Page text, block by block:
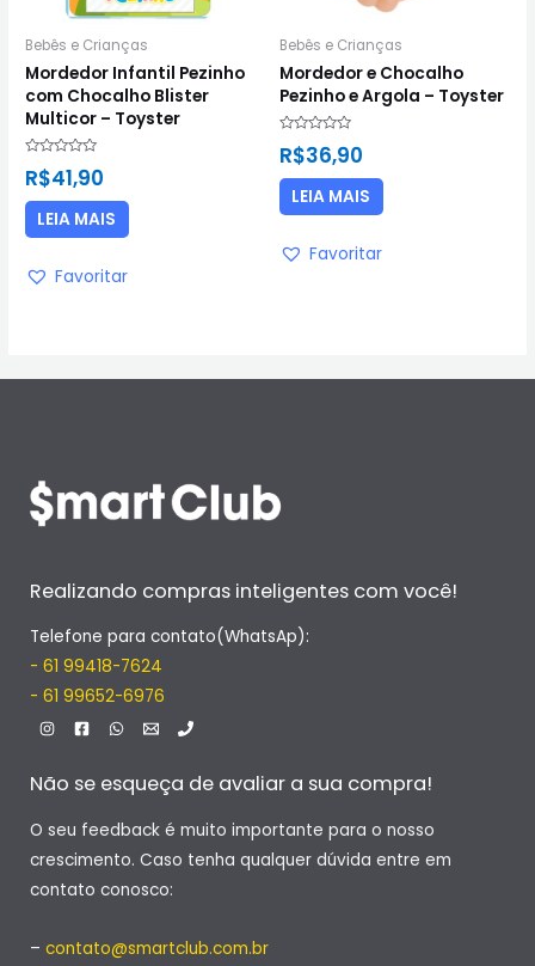
Bebês e Crianças
Mordedor Infantil Pezinho
com Chocalho Blister
Multicor – Toyster
0
5
R$41,90
LEIA MAIS
Favoritar
Bebês e Crianças
Mordedor e Chocalho
Pezinho e Argola – Toyster
0
5
R$36,90
LEIA MAIS
Favoritar
Realizando compras inteligentes com você!
Telefone para contato(WhatsAp):
- 61 99418-7624
- 61 99652-6976
Não se esqueça de avaliar a sua compra!
O seu feedback é muito importante para o nosso
crescimento. Caso tenha qualquer dúvida entre em
contato conosco:
– contato@smartclub.com.br